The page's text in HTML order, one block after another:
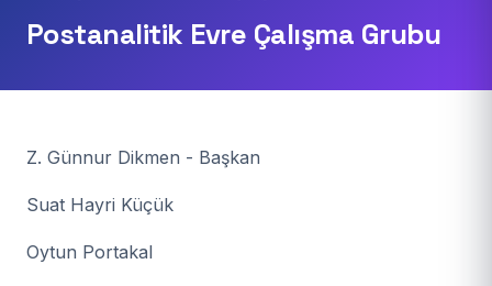
Postanalitik Evre Çalışma Grubu
Z. Günnur Dikmen - Başkan
Suat Hayri Küçük
Oytun Portakal